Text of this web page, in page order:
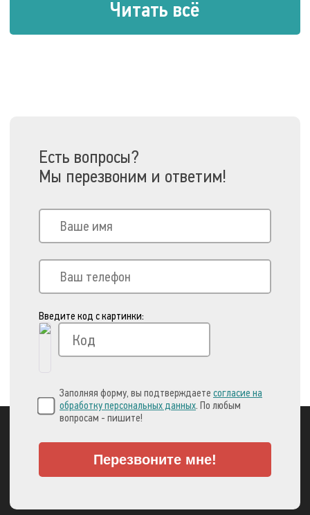
Читать всё
Есть вопросы?
Мы перезвоним и ответим!
Введите код с картинки:
Заполняя форму, вы подтверждаете согласие на
обработку персональных данных. По любым
вопросам - пишите!
Перезвоните мне!